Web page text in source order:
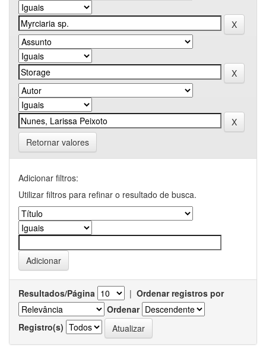
Retornar valores
Adicionar filtros:
Utilizar filtros para refinar o resultado de busca.
Resultados/Página | Ordenar registros por
Ordenar
Registro(s)